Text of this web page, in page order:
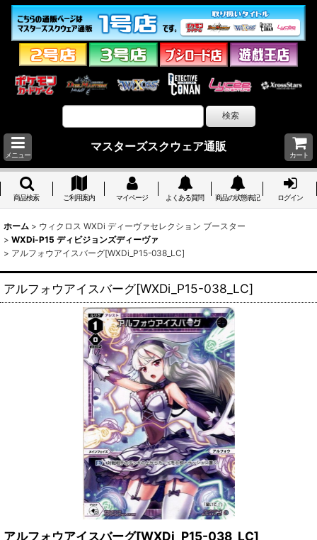
メニュー
マスターズスクウェア通販
カート
商品検索 ご利用案内 マイページ よくある質問 商品の状態表記 ログイン
ホーム > ウィクロス WXDi ディーヴァセレクション ブースター
> WXDi-P15 ディビジョンズディーヴァ
> アルフォウアイスバーグ[WXDi_P15-038_LC]
アルフォウアイスバーグ[WXDi_P15-038_LC]
アルフォウアイスバーグ[WXDi_P15-038_LC]